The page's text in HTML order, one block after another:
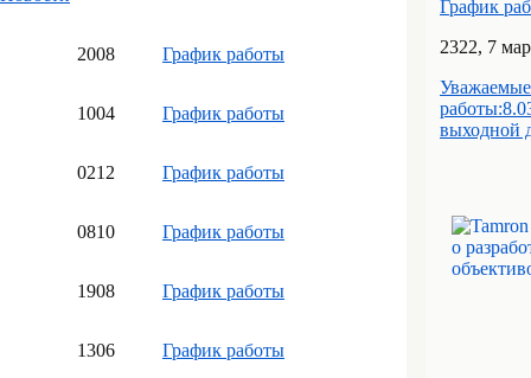
2008 График работы
1004 График работы
0212 График работы
0810 График работы
1908 График работы
1306 График работы
График
2322, 7
выходной